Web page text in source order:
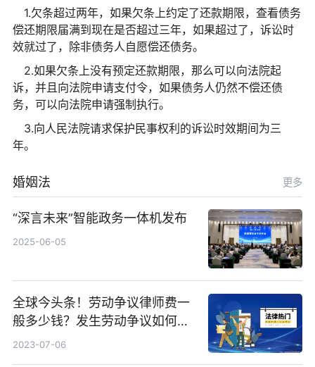
1.欠条超过两年，如果欠条上约定了还款期限，查看债务
偿还期限届满到现在是否超过三年，如果超过了，诉讼时
效就过了，除非债务人自愿偿还债务。
2.如果欠条上没有预定还款期限，那么可以向法院起
诉，并且向法院申请支付令，如果债务人仍然不偿还债
务，可以向法院申请强制执行。
3.向人民法院请求保护民事权利的诉讼时效期间为三
年。
婚姻法 更多
“深言未来”智能政务一体机发布
2025-06-05
全球今头条！劳动争议律师费一
般多少钱？发生劳动争议如何算
工资？
2023-07-06